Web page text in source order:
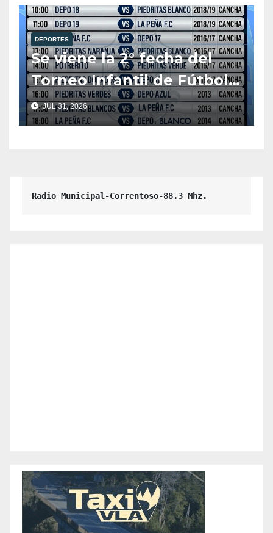
DEPORTES
Se viene la 2° fecha del
Torneo Infantil de Fútbol
Mixto 2026
JUL 31, 2026
Radio Municipal-Correntoso-88.3 Mhz.